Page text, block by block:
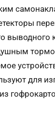
выводного
для